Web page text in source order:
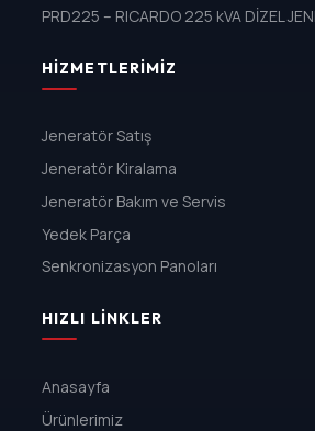
PRD225 – RICARDO 225 kVA DİZEL
HIZMETLERIMIZ
Jeneratör Satış
Jeneratör Kiralama
Jeneratör Bakım ve Servis
Yedek Parça
Senkronizasyon Panoları
HIZLI LINKLER
Anasayfa
Ürünlerimiz